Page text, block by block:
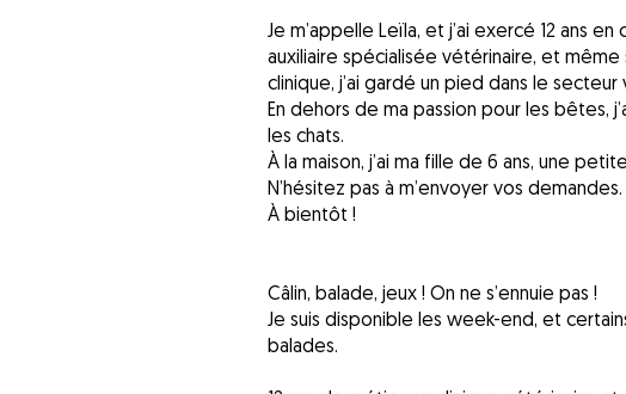
Je m’appelle Leïla, et j’ai exercé 12 ans
auxiliaire spécialisée vétérinaire, et même
clinique, j’ai gardé un pied dans le secteur
En dehors de ma passion pour les bêtes,
les chats.
À la maison, j’ai ma fille de 6 ans, une
N’hésitez pas à m’envoyer vos demandes.
À bientôt !
Câlin, balade, jeux ! On ne s’ennuie pas !
Je suis disponible les week-end, et
balades.